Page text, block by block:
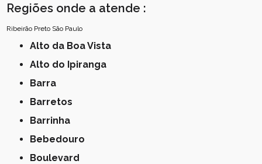
Regiões onde a atende :
Ribeirão Preto São Paulo
Alto da Boa Vista
Alto do Ipiranga
Barra
Barretos
Barrinha
Bebedouro
Boulevard